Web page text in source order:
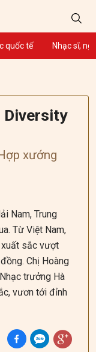
quốc tế Nhạc sĩ,
Diversity
xướng
Nam, Trung
Từ Việt Nam,
sắc vượt
Chị Hoàng
trưởng Hà
vươn tới đỉnh